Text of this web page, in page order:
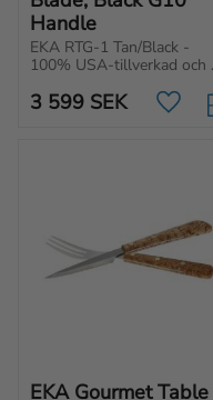
Handle
EKA RTG-1 Tan/Black -
100% USA-tillverkad och
Kraftigt blad med
ergonomiskt handtag.
3 599 SEK
EKA Gourmet Table